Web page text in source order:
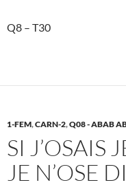
Q8 – T30
1-FEM,CARN-2,Q08 - ABAB
SI J’OSAIS
JE N’OSE